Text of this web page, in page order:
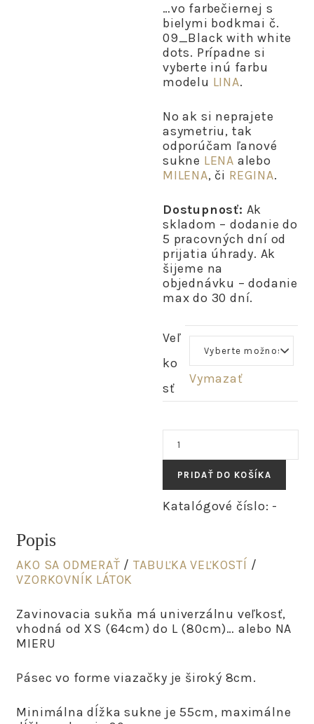
…vo farbečiernej s
bielymi bodkmai č.
09_Black with white
dots. Prípadne si
vyberte inú farbu
modelu LINA.
No ak si neprajete
asymetriu, tak
odporúčam ľanové
sukne LENA alebo
MILENA, či REGINA.
Dostupnosť: Ak
skladom – dodanie do
5 pracovných dní od
prijatia úhrady. Ak
šijeme na
objednávku – dodanie
max do 30 dní.
Veľ
ko
sť
Vymazať
LINA
ľanová
cípová
zavinovacia
PRIDAŤ DO KOŠÍKA
Katalógové číslo: -
Popis
AKO SA ODMERAŤ / TABUĽKA VEĽKOSTÍ /
VZORKOVNÍK LÁTOK
Zavinovacia sukňa má univerzálnu veľkosť,
vhodná od XS (64cm) do L (80cm)… alebo NA
MIERU
Pásec vo forme viazačky je široký 8cm.
Minimálna dĺžka sukne je 55cm, maximálne